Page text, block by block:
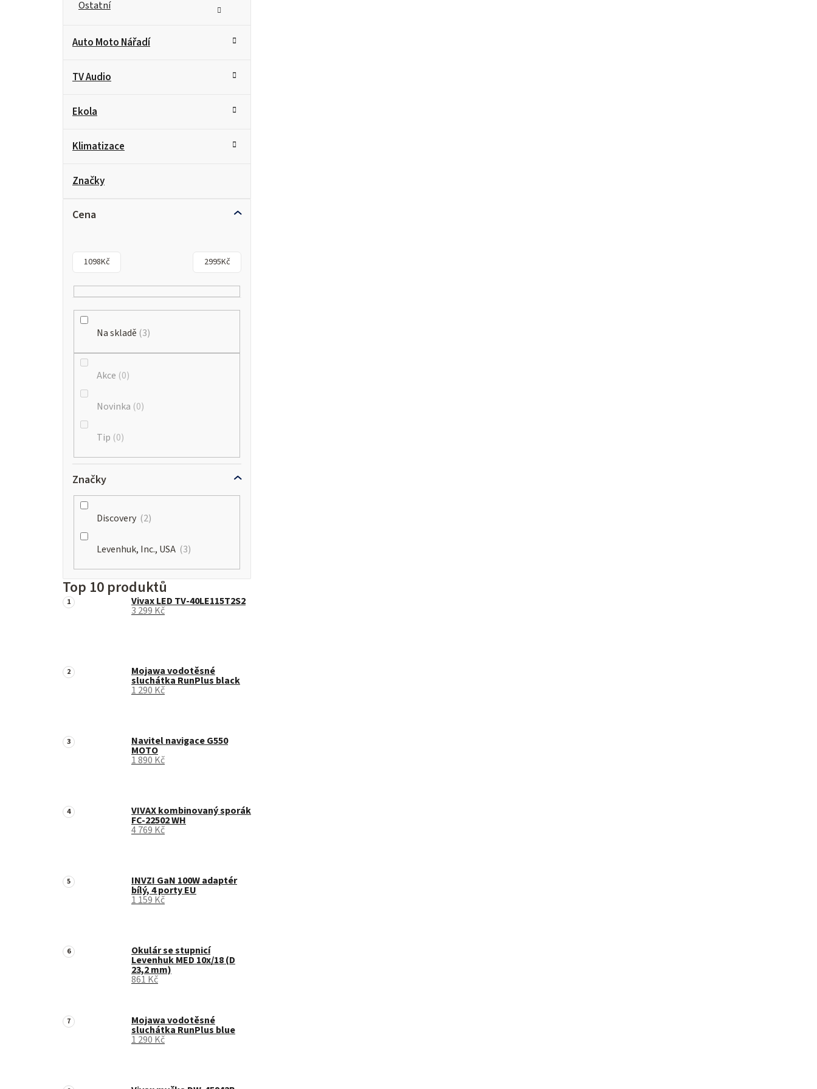
Ostatní
Auto Moto Nářadí
TV Audio
Ekola
Klimatizace
Značky
Cena
1098Kč 2995Kč
Na skladě 3
Akce 0
Novinka 0
Tip 0
Značky
Discovery 2
Levenhuk, Inc., USA 3
Top 10 produktů
Vivax LED TV-40LE115T2S2
3 299 Kč
Mojawa vodotěsné
sluchátka RunPlus black
1 290 Kč
Navitel navigace G550
MOTO
1 890 Kč
VIVAX kombinovaný sporák
FC-22502 WH
4 769 Kč
INVZI GaN 100W adaptér
bílý, 4 porty EU
1 159 Kč
Okulár se stupnicí
Levenhuk MED 10x/18 (D
23,2 mm)
861 Kč
Mojawa vodotěsné
sluchátka RunPlus blue
1 290 Kč